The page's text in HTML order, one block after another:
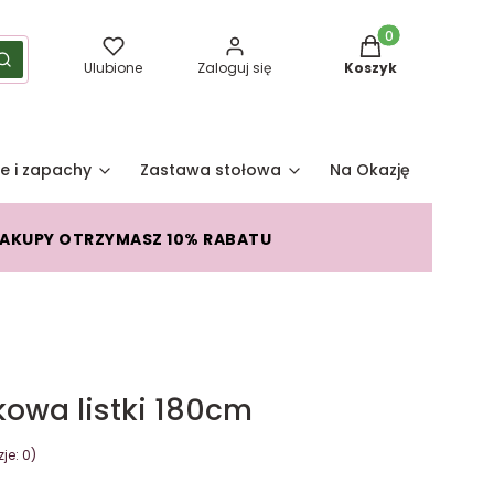
Szukaj Ulubione Zaloguj się
Produkty w
Koszyk
i zapachy Zastawa stołowa Na Okazję
OTRZYMASZ 10% RABATU
listki 180cm
0)